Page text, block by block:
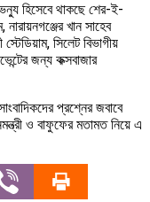
হিসেবে থাকছে শের-ই-
নারায়নগঞ্জের খান সাহেব
সিলেট বিভাগীয়
জন্য কক্সবাজার
প্রশ্নের জবাবে
ও বাফুফের মতামত নিয়ে এ